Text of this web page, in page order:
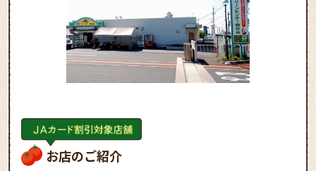
お店のご紹介